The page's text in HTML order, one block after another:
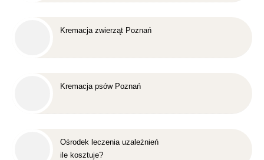
Kremacja zwierząt Poznań
Kremacja psów Poznań
Ośrodek leczenia uzależnień
ile kosztuje?